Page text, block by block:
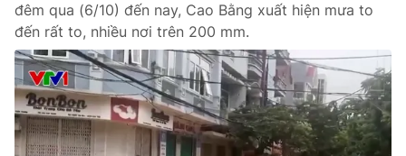
đêm qua (6/10) đến nay, Cao Bằng xuất hiện mưa to
đến rất to, nhiều nơi trên 200 mm.